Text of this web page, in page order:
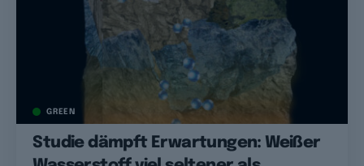
GREEN
Studie dämpft Erwartungen: Weißer